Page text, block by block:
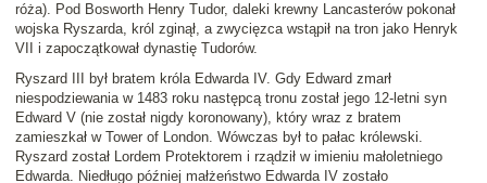
róża). Pod Bosworth Henry Tudor, daleki krewny Lancasterów pokonał
wojska Ryszarda, król zginął, a zwycięzca wstąpił na tron jako Henryk
VII i zapoczątkował dynastię Tudorów.
Ryszard III był bratem króla Edwarda IV. Gdy Edward zmarł
niespodziewania w 1483 roku następcą tronu został jego 12-letni syn
Edward V (nie został nigdy koronowany), który wraz z bratem
zamieszkał w Tower of London. Wówczas był to pałac królewski.
Ryszard został Lordem Protektorem i rządził w imieniu małoletniego
Edwarda. Niedługo później małżeństwo Edwarda IV zostało